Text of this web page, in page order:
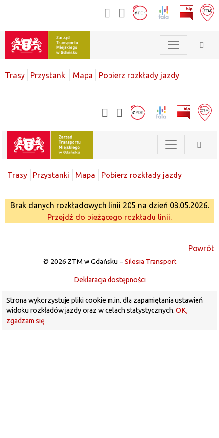
Trasy Przystanki Mapa Pobierz rozkłady jazdy
Trasy Przystanki Mapa Pobierz rozkłady jazdy
Brak danych rozkładowych linii 205 na dzień 08.05.2026.
Przejdź do bieżącego rozkładu linii.
Powrót
© 2026 ZTM w Gdańsku −Silesia Transport
Deklaracja dostępności
Strona wykorzystuje pliki cookie m.in. dla zapamiętania ustawień
widoku rozkładów jazdy oraz w celach statystycznych. OK,
zgadzam się